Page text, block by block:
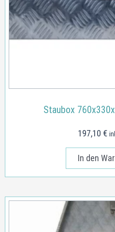
Staubox
197,10 €
In den